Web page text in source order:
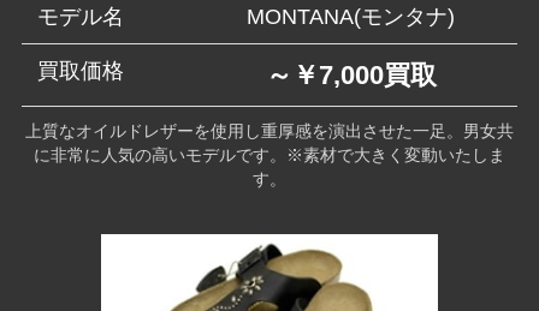
モデル名 MONTANA(モンタナ)
買取価格 ～￥7,000買取
上質なオイルドレザーを使用し重厚感を演出させた一足。男女共
に非常に人気の高いモデルです。※素材で大きく変動いたしま
す。